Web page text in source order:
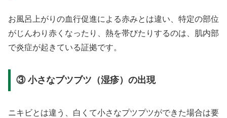
お風呂上がりの血行促進による赤みとは違い、特定の部位
がじんわり赤くなったり、熱を帯びたりするのは、肌内部
で炎症が起きている証拠です。
③ 小さなブツブツ（湿疹）の出現
ニキビとは違う、白くて小さなプツプツができた場合は要